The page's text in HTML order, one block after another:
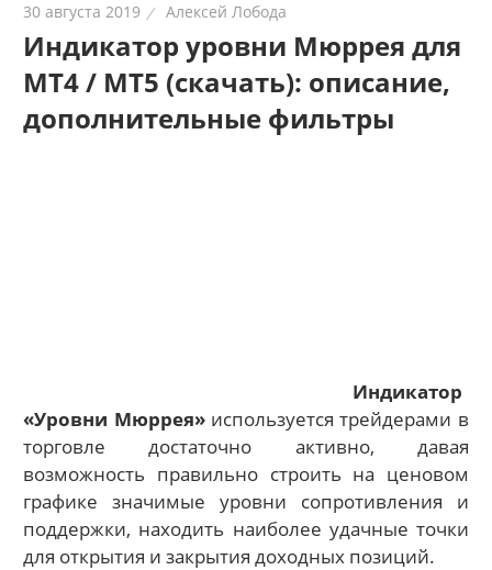
финансовых
рынках:
стратегии,
новости…
30 августа 2019 Алексей Лобода
Индикатор уровни Мюррея для
МТ4 / МТ5 (скачать): описание,
дополнительные фильтры
Индикатор
«Уровни Мюррея»используется трейдерами в
торговле достаточно активно, давая
возможность правильно строить на ценовом
графике значимые уровни сопротивления и
поддержки, находить наиболее удачные точки
для открытия и закрытия доходных позиций.